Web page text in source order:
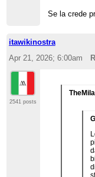
Se la crede
itawikinostra
Apr 21, 2026; 6:00am
2541 posts